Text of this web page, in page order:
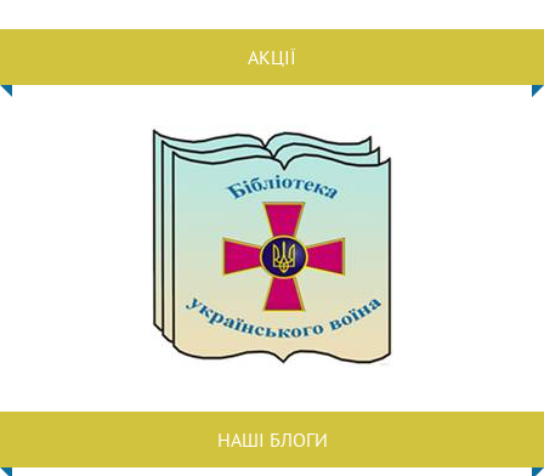
АКЦІЇ
НАШІ БЛОГИ